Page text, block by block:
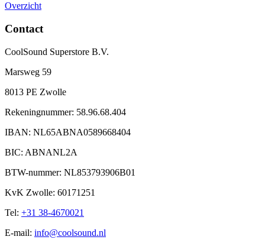
Overzicht
Contact
CoolSound Superstore B.V.
Marsweg 59
8013 PE Zwolle
Rekeningnummer: 58.96.68.404
IBAN: NL65ABNA0589668404
BIC: ABNANL2A
BTW-nummer: NL853793906B01
KvK Zwolle: 60171251
Tel: +31 38-4670021
E-mail: info@coolsound.nl